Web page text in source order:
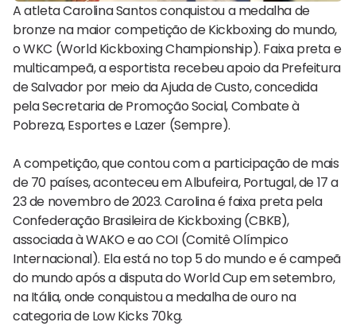
A atleta Carolina Santos conquistou a medalha de
bronze na maior competição de Kickboxing do mundo,
o WKC (World Kickboxing Championship). Faixa preta e
multicampeã, a esportista recebeu apoio da Prefeitura
de Salvador por meio da Ajuda de Custo, concedida
pela Secretaria de Promoção Social, Combate à
Pobreza, Esportes e Lazer (Sempre).
A competição, que contou com a participação de mais
de 70 países, aconteceu em Albufeira, Portugal, de 17 a
23 de novembro de 2023. Carolina é faixa preta pela
Confederação Brasileira de Kickboxing (CBKB),
associada à WAKO e ao COI (Comitê Olímpico
Internacional). Ela está no top 5 do mundo e é campeã
do mundo após a disputa do World Cup em setembro,
na Itália, onde conquistou a medalha de ouro na
categoria de Low Kicks 70kg.